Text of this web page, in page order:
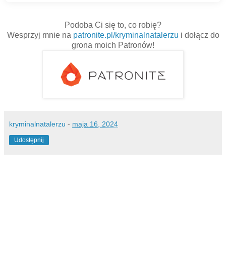
Podoba Ci się to, co robię?
Wesprzyj mnie na patronite.pl/kryminalnatalerzu i dołącz do
grona moich Patronów!
kryminalnatalerzu - maja 16, 2024
Udostępnij